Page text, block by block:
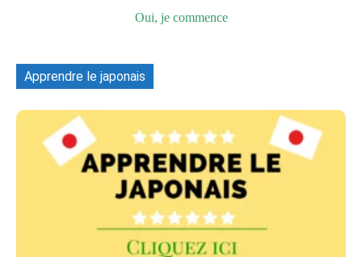
Oui, je commence
Apprendre le japonais